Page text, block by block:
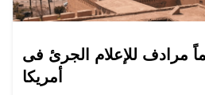
مرادف للإعلام الجرئ فى
أمريكا